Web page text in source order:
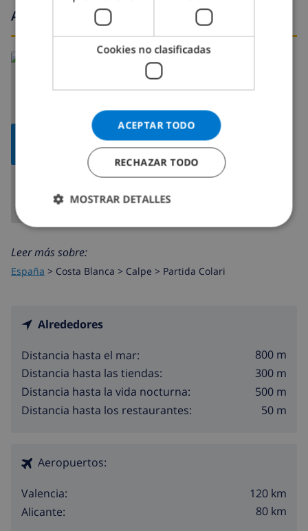
Alrededores
Leer más sobre:
España > Costa Blanca > Calpe > Partida Colari
Alrededores
Distancia hasta el mar:
800 m
Distancia hasta las tiendas:
300 m
Distancia hasta la vida nocturna:
500 m
Distancia hasta los restaurantes:
50 m
Aeropuertos:
Valencia:
120 km
Alicante:
80 km
Cookies no clasificadas
ACEPTAR TODO
RECHAZAR TODO
MOSTRAR DETALLES